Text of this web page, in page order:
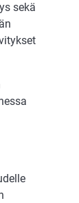
sekä